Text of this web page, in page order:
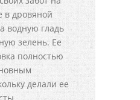
в дровяной
водную гладь
зелень. Ее
полностью
делали ее